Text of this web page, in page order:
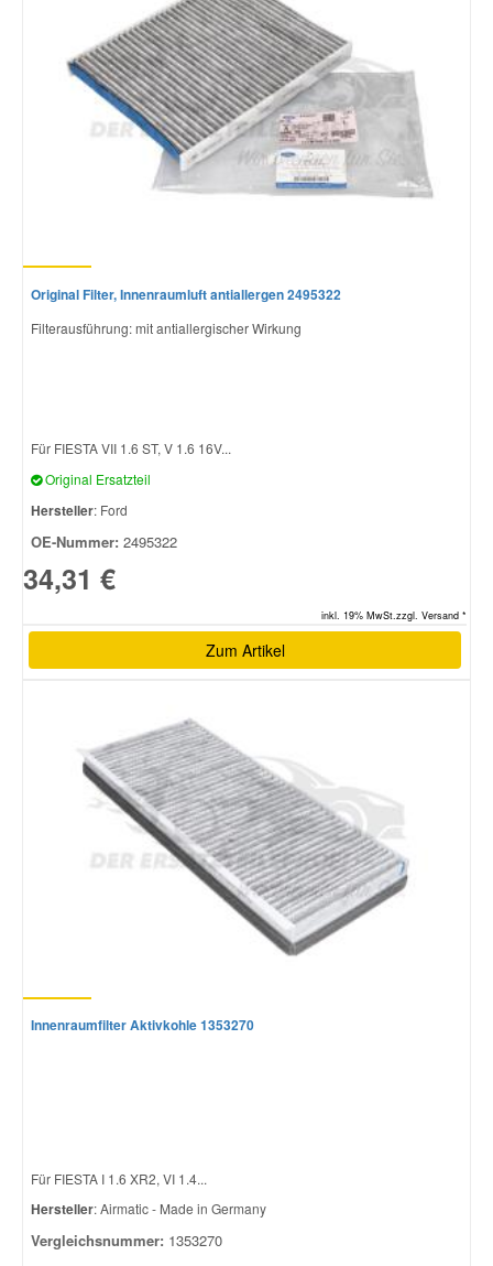
Original Filter, Innenraumluft antiallergen 2495322
Filterausführung: mit antiallergischer Wirkung
Für FIESTA VII 1.6 ST, V 1.6 16V...
Original Ersatzteil
Hersteller: Ford
OE-Nummer: 2495322
34,31 €
inkl. 19% MwSt.zzgl. Versand *
Zum Artikel
Innenraumfilter Aktivkohle 1353270
Für FIESTA I 1.6 XR2, VI 1.4...
Hersteller: Airmatic - Made in Germany
Vergleichsnummer: 1353270